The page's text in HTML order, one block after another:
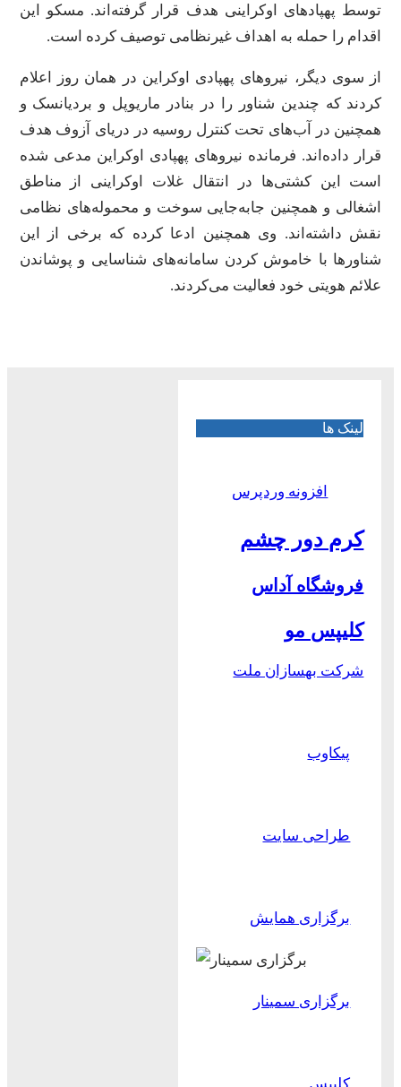
توسط پهپادهای اوکراینی هدف قرار گرفته‌اند. مسکو این
اقدام را حمله به اهداف غیرنظامی توصیف کرده است.
از سوی دیگر، نیروهای پهپادی اوکراین در همان روز اعلام
کردند که چندین شناور را در بنادر ماریوپل و بردیانسک و
همچنین در آب‌های تحت کنترل روسیه در دریای آزوف هدف
قرار داده‌اند. فرمانده نیروهای پهپادی اوکراین مدعی شده
است این کشتی‌ها در انتقال غلات اوکراینی از مناطق
اشغالی و همچنین جابه‌جایی سوخت و محموله‌های نظامی
نقش داشته‌اند. وی همچنین ادعا کرده که برخی از این
شناورها با خاموش کردن سامانه‌های شناسایی و پوشاندن
علائم هویتی خود فعالیت می‌کردند.
لینک ها
افزونه وردپرس
کرم دور چشم
فروشگاه آداس
کلیپس مو
شرکت بهسازان ملت
پیکاوب
طراحی سایت
برگزاری همایش
برگزاری سمینار